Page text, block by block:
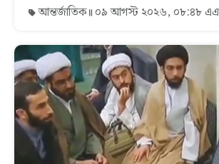
আন্তর্জাতিক ০৯ আগস্ট ২০২৬, ০৮:৪৮